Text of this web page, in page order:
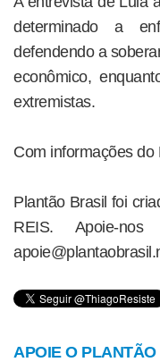
determinado a
defendendo a
econômico,
extremistas.
Com informações do
Plantão Brasil foi
REIS. Apoie-
APOIE O